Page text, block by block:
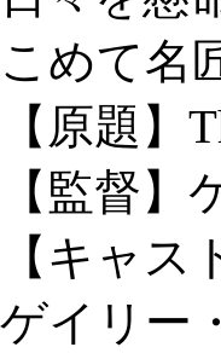
こめて名
【原題】
【監督】
【キャ
ゲイリー